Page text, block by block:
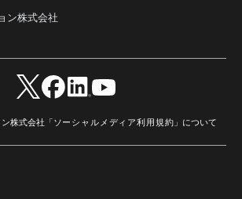
ン株式会社
株式会社「ソーシャルメディア利用規約 」について